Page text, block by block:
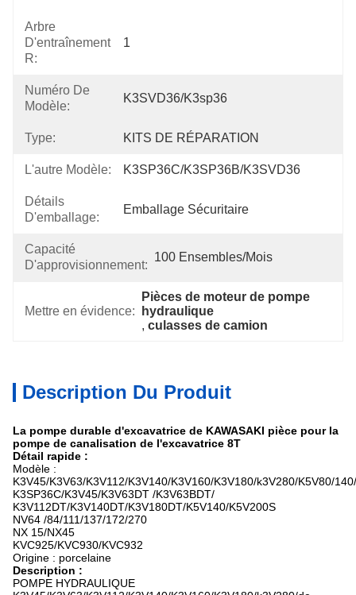
Arbre
D'entraînement
R:
1
Numéro De
Modèle:
K3SVD36/k3sp36
Type: KITS DE RÉPARATION
L'autre Modèle: K3SP36C/K3SP36B/K3SVD36
Détails
D'emballage:
Emballage Sécuritaire
Capacité
D'approvisionnement:
100 Ensembles/mois
Mettre en évidence:
Pièces de moteur de pompe
hydraulique
, culasses de camion
Description Du Produit
La pompe durable d'excavatrice de KAWASAKI pièce pour la
pompe de canalisation de l'excavatrice 8T
Détail rapide :
Modèle :
K3V45/K3V63/K3V112/K3V140/K3V160/K3V180/k3V280/K5V80/
K3SP36C/K3V45/K3V63DT /K3V63BDT/
K3V112DT/K3V140DT/K3V180DT/K5V140/K5V200S
NV64 /84/111/137/172/270
NX 15/NX45
KVC925/KVC930/KVC932
Origine : porcelaine
Description :
POMPE HYDRAULIQUE